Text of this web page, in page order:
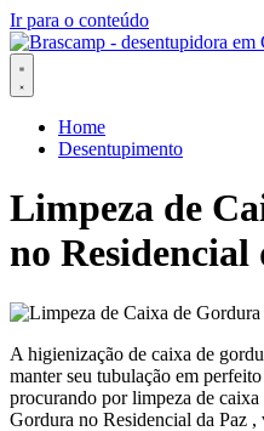
Ir para o conteúdo
Home
Desentupimento
Limpeza de
no Residencial
A higienização de caixa de
manter seu tubulação em
procurando por limpeza de
Gordura no Residencial da Paz